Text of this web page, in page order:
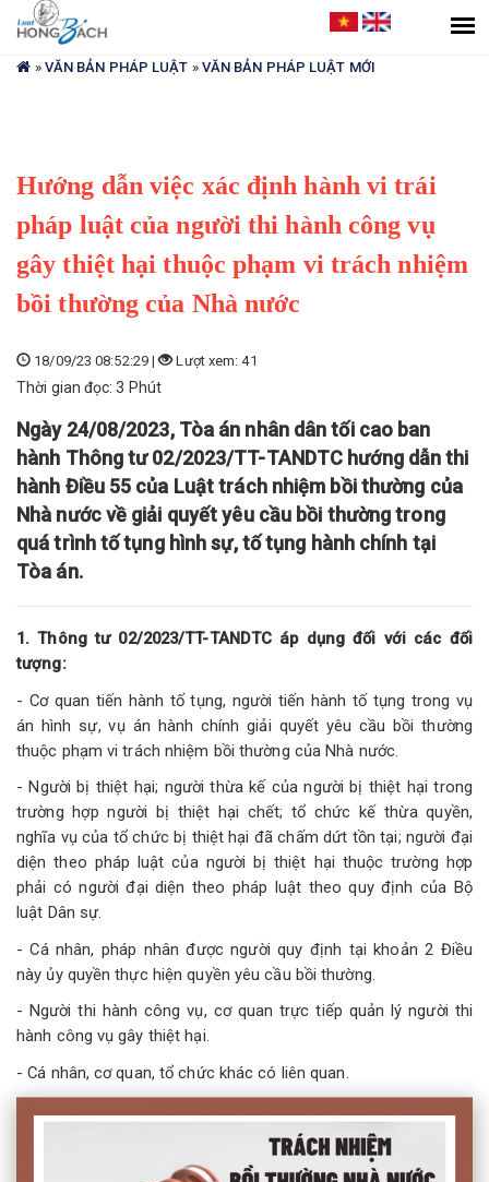
Bạn
đang
ở » VĂN BẢN PHÁP LUẬT » VĂN BẢN PHÁP LUẬT MỚI
Hướng dẫn việc xác định hành vi trái
pháp luật của người thi hành công vụ
gây thiệt hại thuộc phạm vi trách nhiệm
bồi thường của Nhà nước
18/09/23 08:52:29 | Lượt xem: 41
Thời gian đọc: 3 Phút
Ngày 24/08/2023, Tòa án nhân dân tối cao ban
hành Thông tư 02/2023/TT-TANDTC hướng dẫn thi
hành Điều 55 của Luật trách nhiệm bồi thường của
Nhà nước về giải quyết yêu cầu bồi thường trong
quá trình tố tụng hình sự, tố tụng hành chính tại
Tòa án.
1. Thông tư 02/2023/TT-TANDTC áp dụng đối với các đối
tượng:
- Cơ quan tiến hành tố tụng, người tiến hành tố tụng trong vụ
án hình sự, vụ án hành chính giải quyết yêu cầu bồi thường
thuộc phạm vi trách nhiệm bồi thường của Nhà nước.
- Người bị thiệt hại; người thừa kế của người bị thiệt hại trong
trường hợp người bị thiệt hại chết; tổ chức kế thừa quyền,
nghĩa vụ của tổ chức bị thiệt hại đã chấm dứt tồn tại; người đại
diện theo pháp luật của người bị thiệt hại thuộc trường hợp
phải có người đại diện theo pháp luật theo quy định của Bộ
luật Dân sự.
- Cá nhân, pháp nhân được người quy định tại khoản 2 Điều
này ủy quyền thực hiện quyền yêu cầu bồi thường.
- Người thi hành công vụ, cơ quan trực tiếp quản lý người thi
hành công vụ gây thiệt hại.
- Cá nhân, cơ quan, tổ chức khác có liên quan.